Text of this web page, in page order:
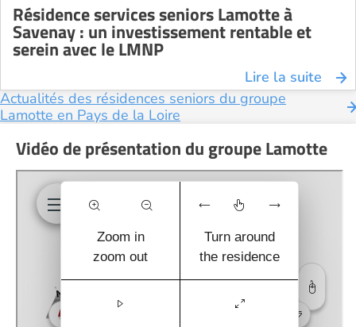
Résidence services seniors Lamotte à
Savenay : un investissement rentable et
serein avec le LMNP
Lire la suite
Actualités des résidences seniors du groupe
Lamotte en Pays de la Loire
Vidéo de présentation du groupe Lamotte